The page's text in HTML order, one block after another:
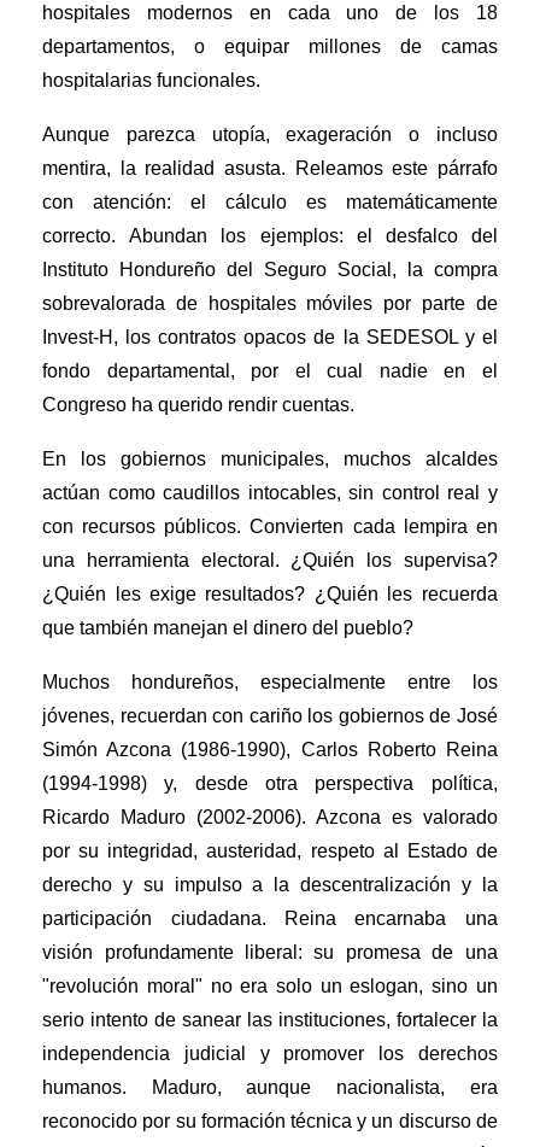
hospitales modernos en cada uno de los 18
departamentos, o equipar millones de camas
hospitalarias funcionales.
Aunque parezca utopía, exageración o incluso
mentira, la realidad asusta. Releamos este párrafo
con atención: el cálculo es matemáticamente
correcto.Abundan los ejemplos: el desfalco del
Instituto Hondureño del Seguro Social, la compra
sobrevalorada de hospitales móviles por parte de
Invest-H, los contratos opacos de la SEDESOL y el
fondo departamental, por el cual nadie en el
Congreso ha querido rendir cuentas.
En los gobiernos municipales, muchos alcaldes
actúan como caudillos intocables, sin control real y
con recursos públicos. Convierten cada lempira en
una herramienta electoral. ¿Quién los supervisa?
¿Quién les exige resultados? ¿Quién les recuerda
que también manejan el dinero del pueblo?
Muchos hondureños, especialmente entre los
jóvenes, recuerdan con cariño los gobiernos de José
Simón Azcona (1986-1990), Carlos Roberto Reina
(1994-1998) y, desde otra perspectiva política,
Ricardo Maduro (2002-2006). Azcona es valorado
por su integridad, austeridad, respeto al Estado de
derecho y su impulso a la descentralización y la
participación ciudadana. Reina encarnaba una
visión profundamente liberal: su promesa de una
"revolución moral" no era solo un eslogan, sino un
serio intento de sanear las instituciones, fortalecer la
independencia judicial y promover los derechos
humanos. Maduro, aunque nacionalista, era
reconocido por su formación técnica y un discurso de